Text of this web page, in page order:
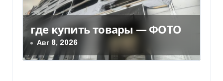
о
з
а
где купить товары — ФОТО
Авг 8, 2026